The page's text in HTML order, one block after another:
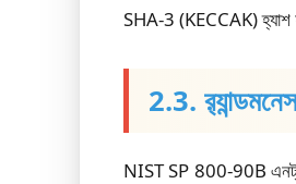
SHA-3 (KECCAK) হ্যাশ
2.3.
NIST SP 800-90B